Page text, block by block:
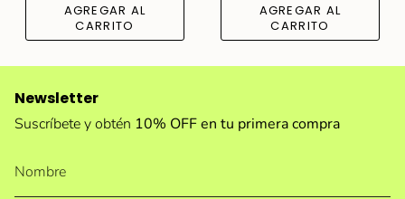
AGREGAR AL
CARRITO
AGREGAR AL
CARRITO
Newsletter
Suscríbete y obtén 10% OFF en tu primera compra